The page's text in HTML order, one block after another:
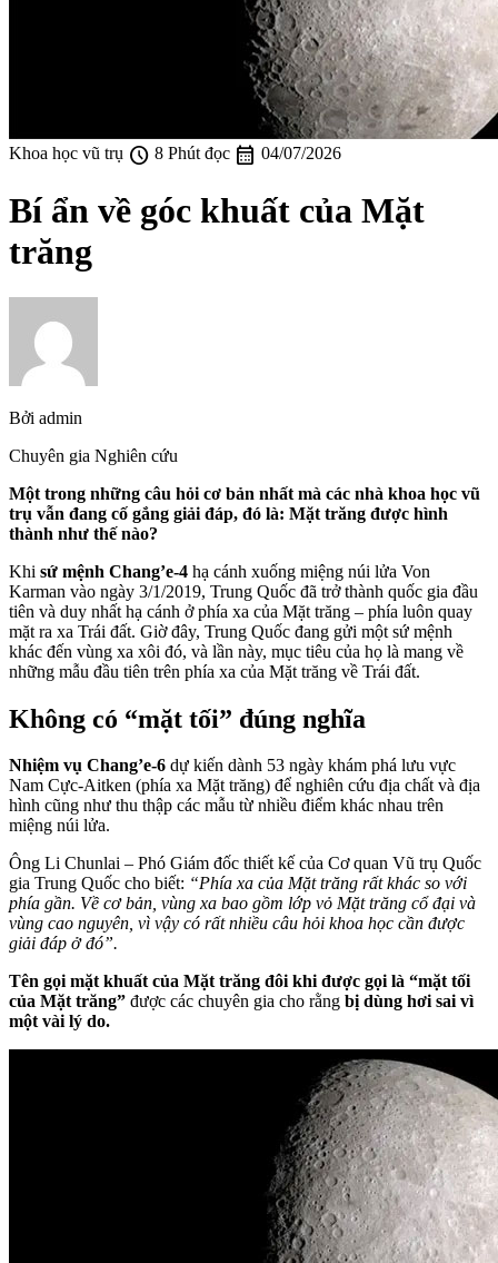
Khoa học vũ trụ schedule 8 Phút đọc calendar_month 04/07/2026
Bí ẩn về góc khuất của Mặt
trăng
Bởi admin
Chuyên gia Nghiên cứu
Một trong những câu hỏi cơ bản nhất mà các nhà khoa học vũ
trụ vẫn đang cố gắng giải đáp, đó là: Mặt trăng được hình
thành như thế nào?
Khi sứ mệnh Chang’e-4 hạ cánh xuống miệng núi lửa Von
Karman vào ngày 3/1/2019, Trung Quốc đã trở thành quốc gia đầu
tiên và duy nhất hạ cánh ở phía xa của Mặt trăng – phía luôn quay
mặt ra xa Trái đất. Giờ đây, Trung Quốc đang gửi một sứ mệnh
khác đến vùng xa xôi đó, và lần này, mục tiêu của họ là mang về
những mẫu đầu tiên trên phía xa của Mặt trăng về Trái đất.
Không có “mặt tối” đúng nghĩa
Nhiệm vụ Chang’e-6 dự kiến dành 53 ngày khám phá lưu vực
Nam Cực-Aitken (phía xa Mặt trăng) để nghiên cứu địa chất và địa
hình cũng như thu thập các mẫu từ nhiều điểm khác nhau trên
miệng núi lửa.
Ông Li Chunlai – Phó Giám đốc thiết kế của Cơ quan Vũ trụ Quốc
gia Trung Quốc cho biết: “Phía xa của Mặt trăng rất khác so với
phía gần. Về cơ bản, vùng xa bao gồm lớp vỏ Mặt trăng cổ đại và
vùng cao nguyên, vì vậy có rất nhiều câu hỏi khoa học cần được
giải đáp ở đó”.
Tên gọi mặt khuất của Mặt trăng đôi khi được gọi là “mặt tối
của Mặt trăng” được các chuyên gia cho rằng bị dùng hơi sai vì
một vài lý do.